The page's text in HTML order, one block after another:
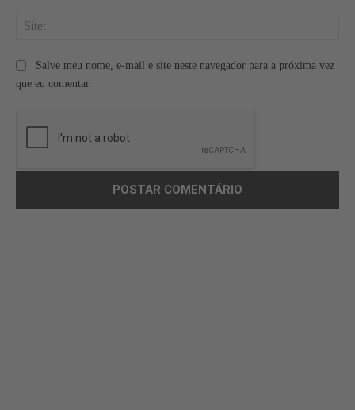
Salve meu nome, e-mail e site neste navegador para a próxima vez
que eu comentar.